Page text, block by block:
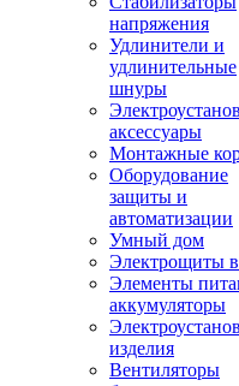
напряжения
Удлинители и
удлинительные
шнуры
аксессуары
Монтажные
Оборудование
защиты и
автоматизации
Умный дом
Электрощиты в
Элементы
аккумуляторы
изделия
Вентиляторы